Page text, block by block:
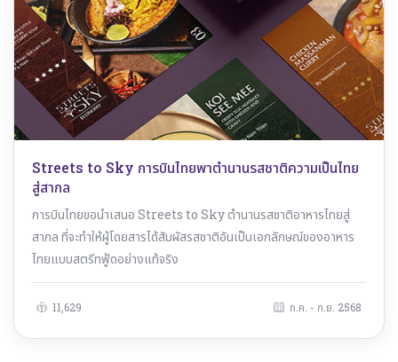
Streets to Sky การบินไทยพาตำนานรสชาติความเป็นไทย
สู่สากล
การบินไทยขอนำเสนอ Streets to Sky ตำนานรสชาติอาหารไทยสู่
สากล ที่จะทำให้ผู้โดยสารได้สัมผัสรสชาติอันเป็นเอกลักษณ์ของอาหาร
ไทยแบบสตรีทฟู้ดอย่างแท้จริง
11,629 ก.ค. - ก.ย. 2568